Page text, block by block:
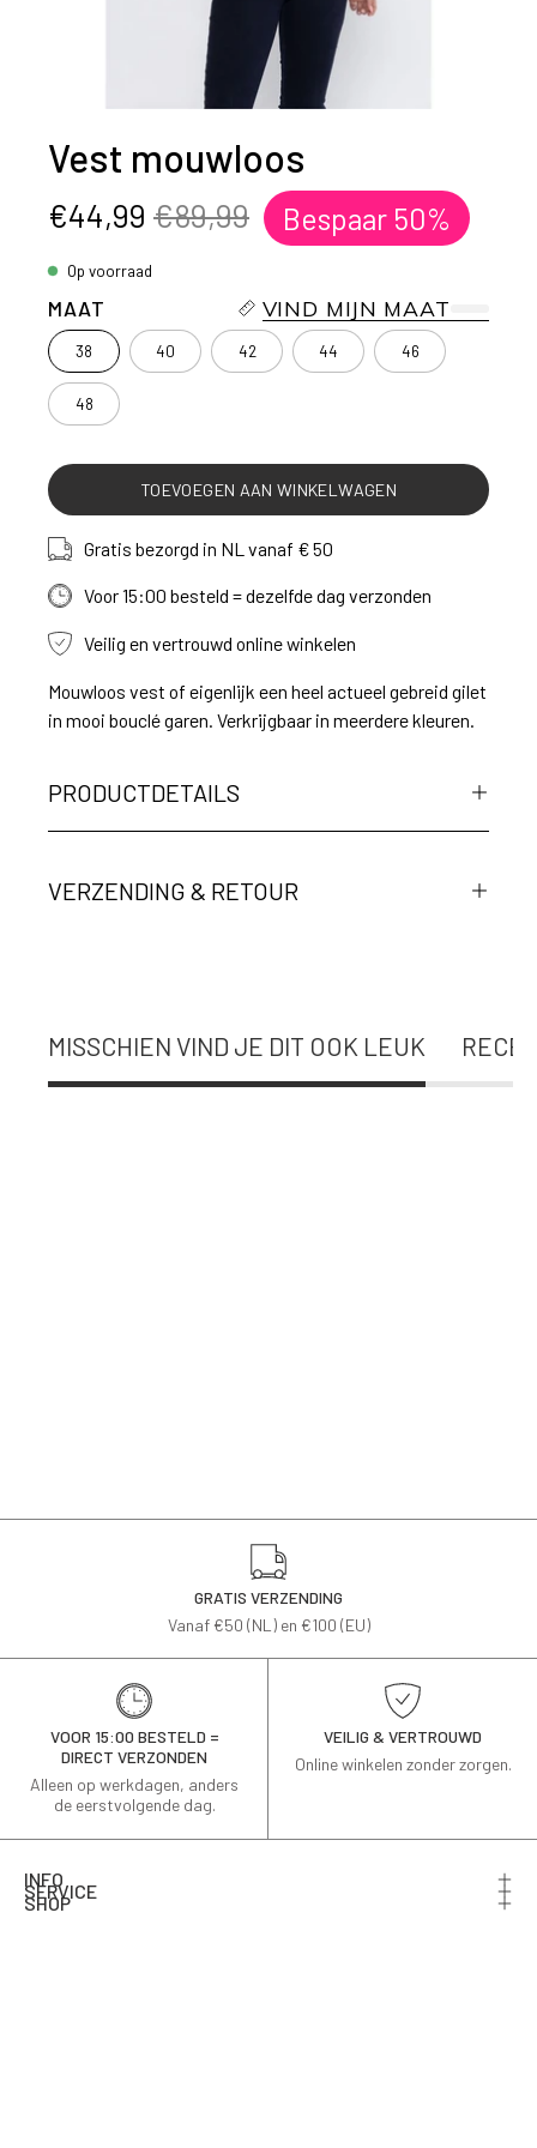
Vest mouwloos
€44,99 €89,99 Bespaar 50%
Op voorraad
MAAT VIND MIJN MAAT
38 40 42 44 46
48
TOEVOEGEN AAN WINKELWAGEN
Gratis bezorgd in NL vanaf € 50
Voor 15:00 besteld = dezelfde dag verzonden
Veilig en vertrouwd online winkelen
Mouwloos vest of eigenlijk een heel actueel gebreid gilet
in mooi bouclé garen. Verkrijgbaar in meerdere kleuren.
PRODUCTDETAILS
VERZENDING & RETOUR
MISSCHIEN VIND JE DIT OOK LEUK
GRATIS VERZENDING
Vanaf €50 (NL) en €100 (EU)
VOOR 15:00 BESTELD =
DIRECT VERZONDEN
Alleen op werkdagen, anders
de eerstvolgende dag.
VEILIG & VERTROUWD
Online winkelen zonder zorgen.
INFO
SERVICE
SHOP